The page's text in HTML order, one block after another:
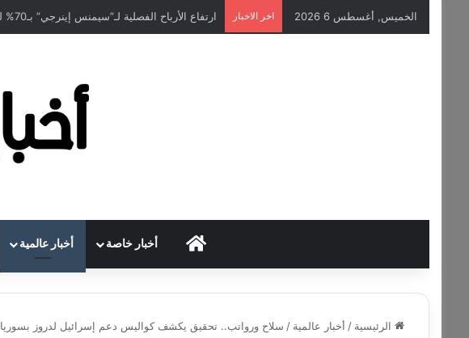
الخميس, أغسطس 6 2026 اخر الاخبار ارتفاع الأرباح الفصلية لـ”سيمنس إينرجي” بـ70% لتتجاوز مليار دولار
HOME أخبار خاصة أخبار عالمية
الرئيسية / أخبار عالمية / سلاح ورواتب.. تحقيق يكشف كواليس دعم إسرائيل لدروز بسوريا